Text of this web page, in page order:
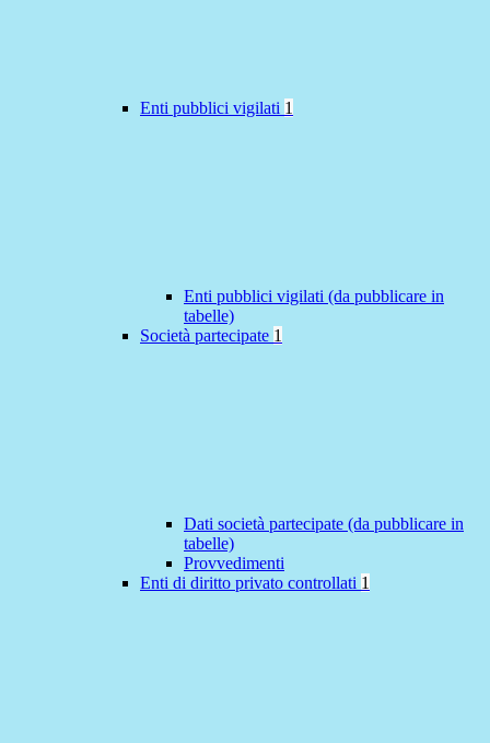
Enti pubblici vigilati 1
Enti pubblici vigilati (da pubblicare in
tabelle)
Società partecipate 1
Dati società partecipate (da pubblicare in
tabelle)
Provvedimenti
Enti di diritto privato controllati 1